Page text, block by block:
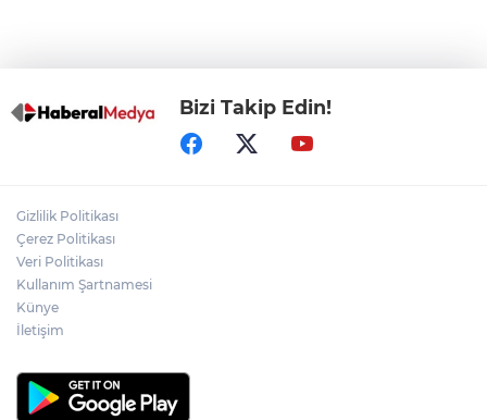
Bizi Takip Edin!
Gizlilik Politikası
Çerez Politikası
Veri Politikası
Kullanım Şartnamesi
Künye
İletişim